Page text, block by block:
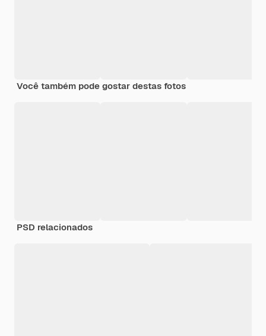
Você também pode gostar destas fotos
PSD relacionados